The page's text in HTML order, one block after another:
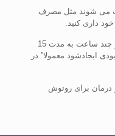
می شوند مثل مصرف
داری کنید.
_برای کاهش تورم یا کبودی تا چند روز هر چند ساعت به مدت 15
ایجادشود معمولا” در
2-4 هفته بعد از درمان برای روتوش